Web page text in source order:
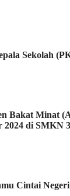
Sekolah
Bakat Minat
2024 di SMKN
Cintai